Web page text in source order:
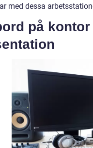
med dessa
på